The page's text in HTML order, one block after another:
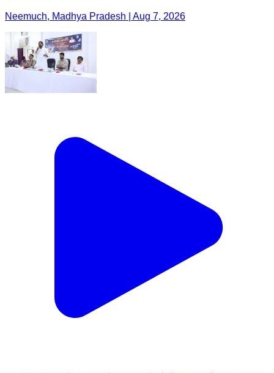
Neemuch, Madhya Pradesh | Aug 7, 2026